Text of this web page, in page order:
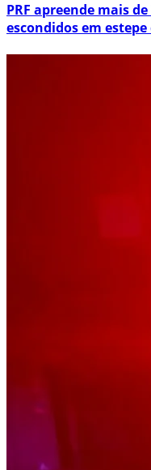
PRF apreende mais
escondidos em